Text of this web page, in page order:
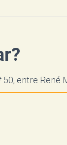
50, entre René